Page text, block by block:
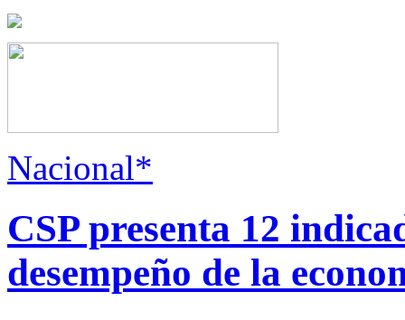
Nacional*
CSP presenta 12
desempeño de la